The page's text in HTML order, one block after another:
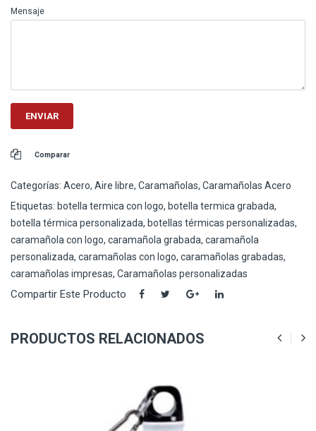
Mensaje
Comparar
Categorías: Acero, Aire libre, Caramañolas, Caramañolas Acero
Etiquetas: botella termica con logo, botella termica grabada,
botella térmica personalizada, botellas térmicas personalizadas,
caramañola con logo, caramañola grabada, caramañola
personalizada, caramañolas con logo, caramañolas grabadas,
caramañolas impresas, Caramañolas personalizadas
Compartir Este Producto
PRODUCTOS RELACIONADOS